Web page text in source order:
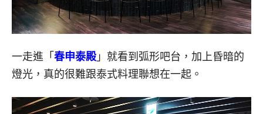
一走進「 春申泰殿 」就看到弧形吧台，加上昏暗的
燈光，真的很難跟泰式料理聯想在一起。